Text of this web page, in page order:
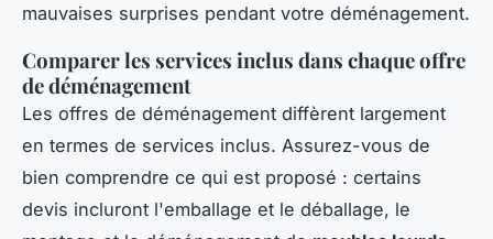
mauvaises surprises pendant votre déménagement.
Comparer les services inclus dans chaque offre
de déménagement
Les offres de déménagement diffèrent largement
en termes de services inclus. Assurez-vous de
bien comprendre ce qui est proposé : certains
devis incluront l'emballage et le déballage, le